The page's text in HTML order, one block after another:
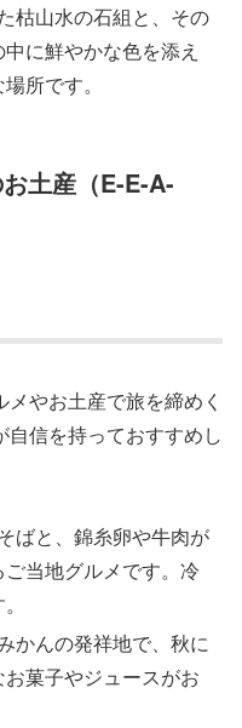
枯山水の石組と、その
に鮮やかな色を添え
所です。
土産（E-E-A-
やお土産で旅を締めく
自信を持っておすすめし
ばと、錦糸卵や牛肉が
当地グルメです。冷
かんの発祥地で、秋に
菓子やジュースがお